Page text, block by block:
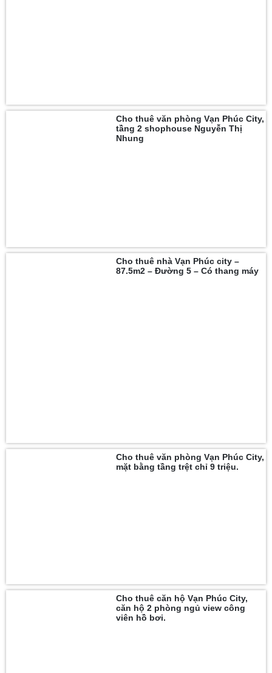
Cho thuê văn phòng Vạn Phúc City,
tầng 2 shophouse Nguyễn Thị
Nhung
Cho thuê nhà Vạn Phúc city –
87.5m2 – Đường 5 – Có thang máy
Cho thuê văn phòng Vạn Phúc City,
mặt bằng tầng trệt chỉ 9 triệu.
Cho thuê căn hộ Vạn Phúc City,
căn hộ 2 phòng ngủ view công
viên hồ bơi.